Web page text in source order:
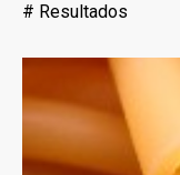
# Resultados